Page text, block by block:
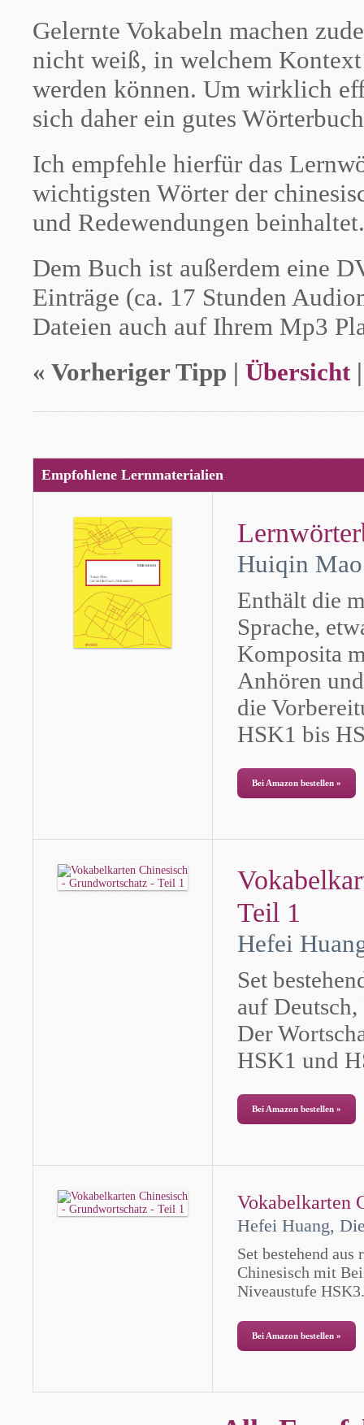
Gelernte Vokabeln machen
nicht weiß, in welchem
werden können. Um wirklich
sich daher ein gutes
Ich empfehle hierfür das
wichtigsten Wörter der
und Redewendungen beinhaltet.
Dem Buch ist außerdem eine
Einträge (ca. 17 Stunden
Dateien auch auf Ihrem Mp3
« Vorheriger Tipp | Übersicht
Empfohlene Lernmaterialien
Huiqin Mao
Enthält die
Sprache,
Komposita
Anhören
die
HSK1 bis
Bei Amazon bestellen »
Teil 1
Hefei
Set
auf
Der
HSK1 und
Bei Amazon bestellen »
Vokabelkarten
Hefei Huang,
Set bestehend
Chinesisch mit
Niveaustufe HSK3.
Bei Amazon bestellen »